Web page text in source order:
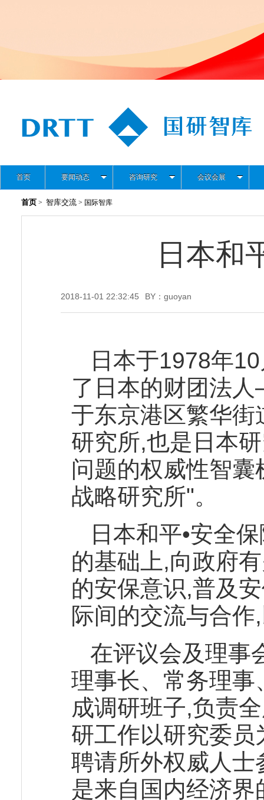
首页 要闻动态 咨询研究 会议会展
首页 > 智库交流 > 国际智库
日本和
2018-11-01 22:32:45 BY：guoyan
日本于1978年
了日本的财团法
于东京港区繁华
研究所,也是日本
问题的权威性智
战略研究所"。
日本和平•安全
的基础上,向政府
的安保意识,普及
际间的交流与合
在评议会及理事
理事长、常务理
成调研班子,负责
研工作以研究委
聘请所外权威人
是来自国内经济